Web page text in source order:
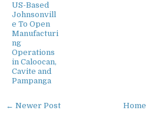
US-Based
Johnsonvill
e To Open
Manufacturi
ng
Operations
in Caloocan,
Cavite and
Pampanga
← Newer Post Home